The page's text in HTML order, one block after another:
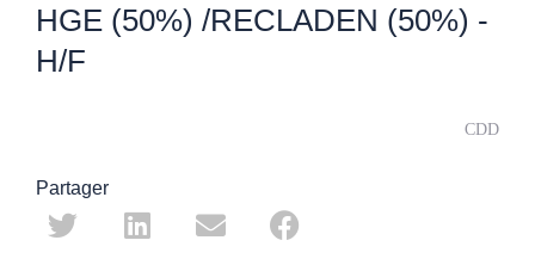
HGE (50%) /RECLADEN (50%) -
H/F
CDD
Partager